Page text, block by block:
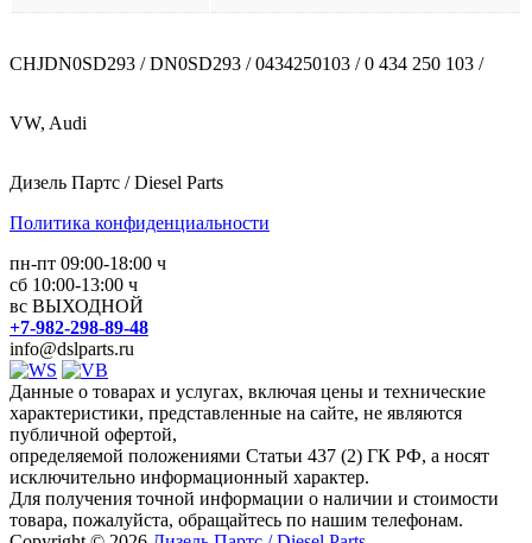
CHJDN0SD293 / DN0SD293 / 0434250103 / 0 434 250 103 /
VW, Audi
Дизель Партс / Diesel Parts
Политика конфиденциальности
пн-пт 09:00-18:00 ч
сб 10:00-13:00 ч
вс ВЫХОДНОЙ
+7-982-298-89-48
info@dslparts.ru
Данные о товарах и услугах, включая цены и технические
характеристики, представленные на сайте, не являются
публичной офертой,
определяемой положениями Статьи 437 (2) ГК РФ, а носят
исключительно информационный характер.
Для получения точной информации о наличии и стоимости
товара, пожалуйста, обращайтесь по нашим телефонам.